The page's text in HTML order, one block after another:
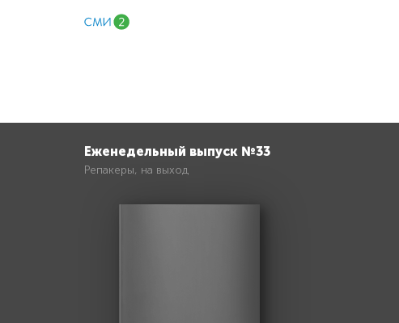
Еженедельный выпуск №33
Репакеры, на выход